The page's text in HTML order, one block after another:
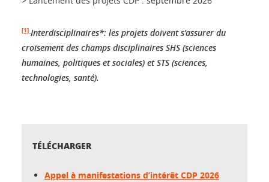
[1] Interdisciplinaires*: les projets doivent s’assurer du
croisement des champs disciplinaires SHS (sciences
humaines, politiques et sociales) et STS (sciences,
technologies, santé).
TÉLÉCHARGER
Appel à manifestations d’intérêt CDP 2026